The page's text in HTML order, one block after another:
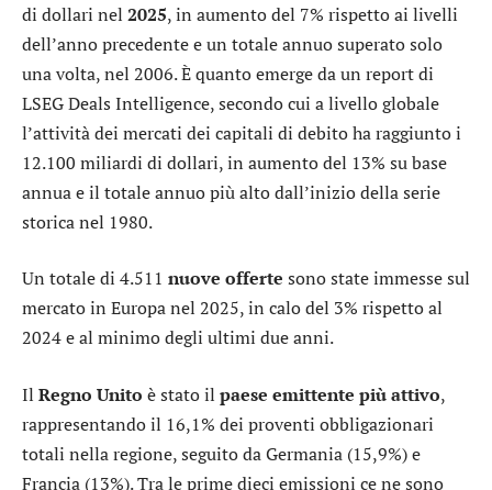
di dollari nel 2025, in aumento del 7% rispetto ai livelli
dell’anno precedente e un totale annuo superato solo
una volta, nel 2006. È quanto emerge da un report di
LSEG Deals Intelligence, secondo cui a livello globale
l’attività dei mercati dei capitali di debito ha raggiunto i
12.100 miliardi di dollari, in aumento del 13% su base
annua e il totale annuo più alto dall’inizio della serie
storica nel 1980.
Un totale di 4.511 nuove offerte sono state immesse sul
mercato in Europa nel 2025, in calo del 3% rispetto al
2024 e al minimo degli ultimi due anni.
Il Regno Unito è stato il paese emittente più attivo,
rappresentando il 16,1% dei proventi obbligazionari
totali nella regione, seguito da Germania (15,9%) e
Francia (13%). Tra le prime dieci emissioni ce ne sono